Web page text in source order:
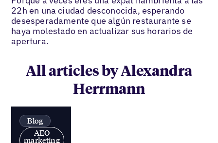
22h en una ciudad desconocida, esperando
desesperadamente que algún restaurante se
haya molestado en actualizar sus horarios de
apertura.
All articles by Alexandra
Herrmann
Blog
AEO
marketing